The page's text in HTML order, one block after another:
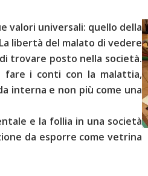
valori universali: quello della
libertà del malato di vedere
trovare posto nella società.
fare i conti con la malattia,
interna e non più come una
e la follia in una società
da esporre come vetrina